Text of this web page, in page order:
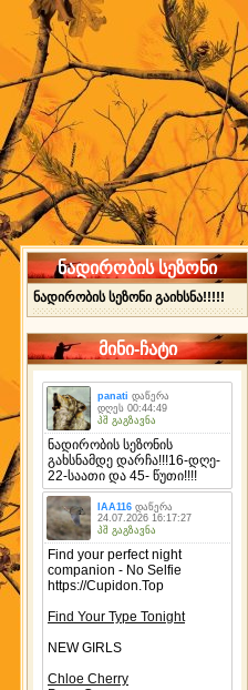
ნადირობის სეზონი
ნადირობის სეზონი გაიხსნა!!!!!
მინი-ჩატი